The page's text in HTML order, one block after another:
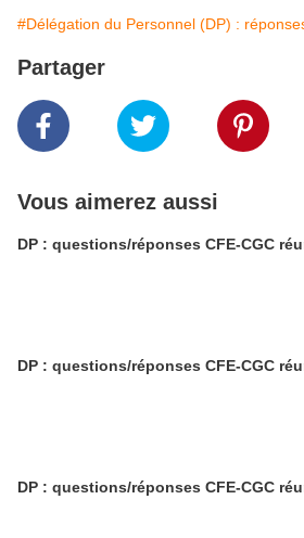
#Délégation du Personnel (DP) :
Partager
Vous aimerez aussi
DP : questions/réponses CFE-CGC
DP : questions/réponses CFE-CGC
DP : questions/réponses CFE-CGC